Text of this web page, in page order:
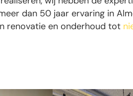
dan 50 jaar ervaring in
renovatie en onderhoud tot